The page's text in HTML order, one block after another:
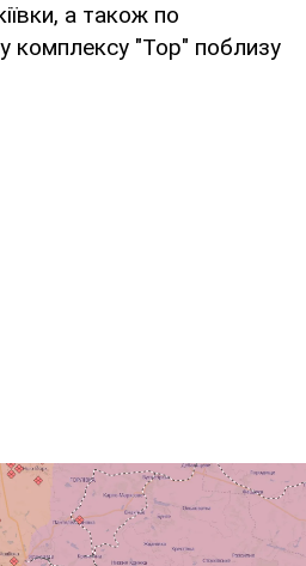
а також по
комплексу "Тор" поблизу